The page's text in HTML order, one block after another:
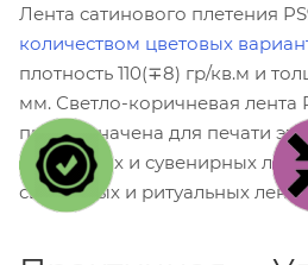
Лента сатинового плетения
количеством цветовых
плотность 110(∓8) гр/кв.м и
мм. Светло-коричневая лента
предназначена для печати
рекламных и сувенирных
свадебных и ритуальных лент.